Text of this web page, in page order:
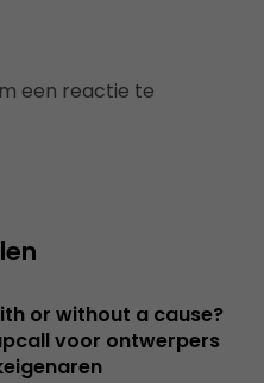
een reactie te
or without a cause?
voor ontwerpers